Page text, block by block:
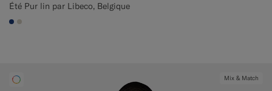
Été Pur lin par Libeco, Belgique
#1C3D7A
#D7D1C3
Mix & Match